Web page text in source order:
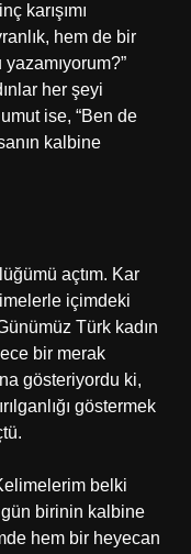
karışımı
hem de bir
her şeyi
umut ise, “Ben de
kalbine
açtım. Kar
içimdeki
Türk kadın
bir merak
gösteriyordu ki,
göstermek
belki
birinin kalbine
hem bir heyecan